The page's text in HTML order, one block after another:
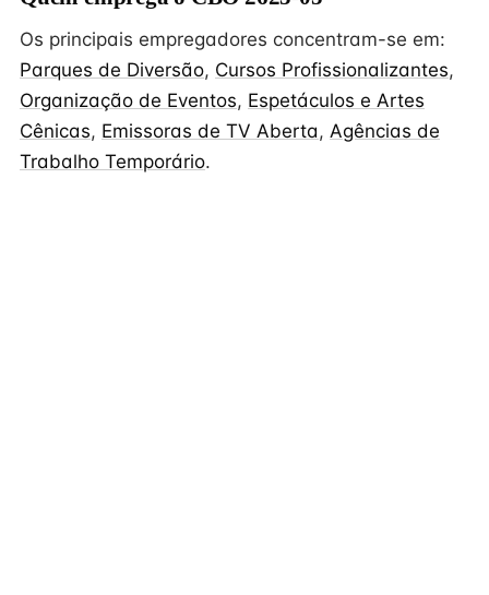
Os principais empregadores concentram-se em:
Parques de Diversão, Cursos Profissionalizantes,
Organização de Eventos, Espetáculos e Artes
Cênicas, Emissoras de TV Aberta, Agências de
Trabalho Temporário.